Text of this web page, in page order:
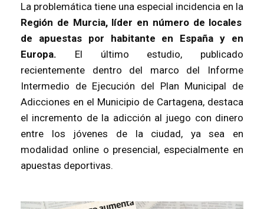
La problemática tiene una especial incidencia en la
Región de Murcia, líder en número de locales
de apuestas por habitante en España y en
Europa. El último estudio, publicado
recientemente dentro del marco del Informe
Intermedio de Ejecución del Plan Municipal de
Adicciones en el Municipio de Cartagena, destaca
el incremento de la adicción al juego con dinero
entre los jóvenes de la ciudad, ya sea en
modalidad online o presencial, especialmente en
apuestas deportivas.